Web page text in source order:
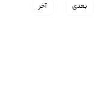
بعدی آخر